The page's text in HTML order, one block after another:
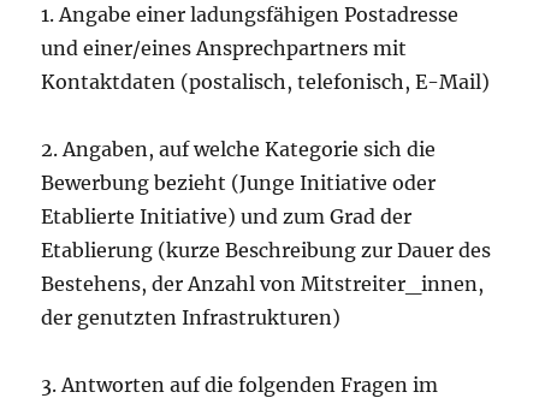
1. Angabe einer ladungsfähigen Postadresse
und einer/eines Ansprechpartners mit
Kontaktdaten (postalisch, telefonisch, E-Mail)
2. Angaben, auf welche Kategorie sich die
Bewerbung bezieht (Junge Initiative oder
Etablierte Initiative) und zum Grad der
Etablierung (kurze Beschreibung zur Dauer des
Bestehens, der Anzahl von Mitstreiter_innen,
der genutzten Infrastrukturen)
3. Antworten auf die folgenden Fragen im